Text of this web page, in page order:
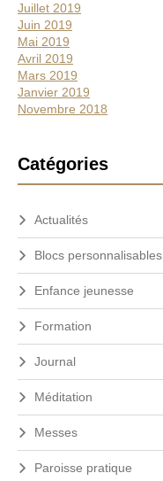
Juillet 2019
Juin 2019
Mai 2019
Avril 2019
Mars 2019
Janvier 2019
Novembre 2018
Catégories
Actualités
Blocs personnalisables
Enfance jeunesse
Formation
Journal
Méditation
Messes
Paroisse pratique